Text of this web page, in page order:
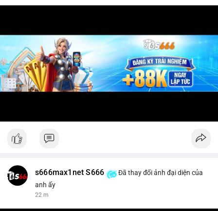
s666max1net S666
Đã thay đổi ảnh đại diện của
anh ấy
22 m